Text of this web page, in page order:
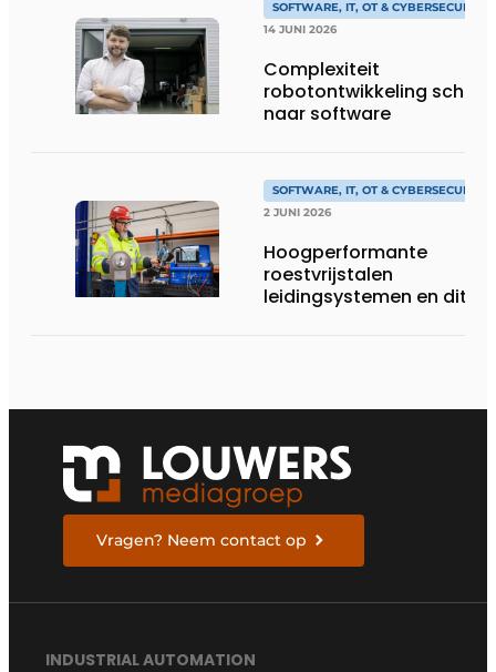
SOFTWARE, IT, OT & CYBERSECURITY
14 JUNI 2026
Complexiteit
robotontwikkeling schuift
naar software
SOFTWARE, IT, OT & CYBERSECURITY
2 JUNI 2026
Hoogperformante
roestvrijstalen
leidingsystemen en dito
Vragen? Neem contact op
INDUSTRIAL AUTOMATION